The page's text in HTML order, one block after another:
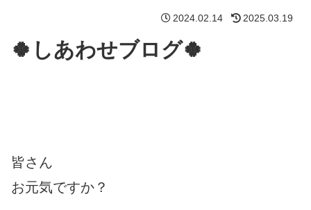
2024.02.14 2025.03.19
🍀しあわせブログ🍀
皆さん
お元気ですか？